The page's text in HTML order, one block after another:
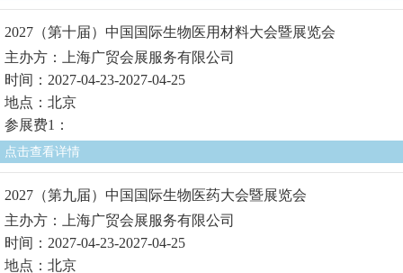
2027（第十届）中国国际生物医用材料大会暨展览会
主办方：上海广贸会展服务有限公司
时间：2027-04-23-2027-04-25
地点：北京
参展费1：
点击查看详情
2027（第九届）中国国际生物医药大会暨展览会
主办方：上海广贸会展服务有限公司
时间：2027-04-23-2027-04-25
地点：北京